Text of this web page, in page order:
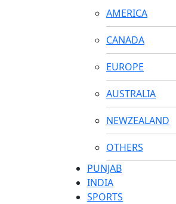
AMERICA
CANADA
EUROPE
AUSTRALIA
NEWZEALAND
OTHERS
PUNJAB
INDIA
SPORTS